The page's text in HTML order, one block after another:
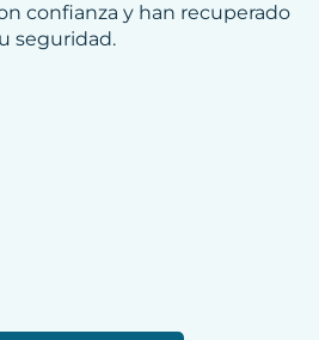
confianza y han recuperado
seguridad.